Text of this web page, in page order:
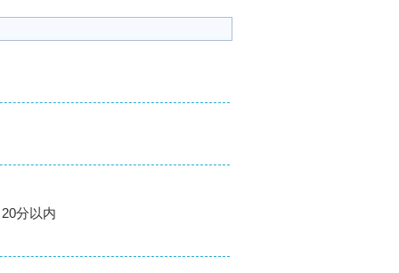
20分以内